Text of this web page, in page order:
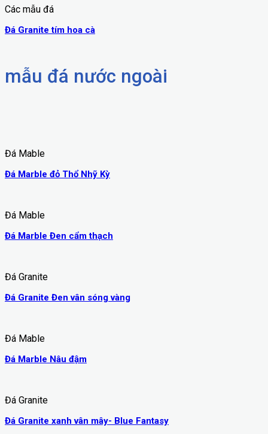
Các mẫu đá
Đá Granite tím hoa cà
mẫu đá nước ngoài
Đá Mable
Đá Marble đỏ Thổ Nhỹ Kỳ
Đá Mable
Đá Marble Đen cẩm thạch
Đá Granite
Đá Granite Đen vân sóng vàng
Đá Mable
Đá Marble Nâu đậm
Đá Granite
Đá Granite xanh vân mây- Blue Fantasy